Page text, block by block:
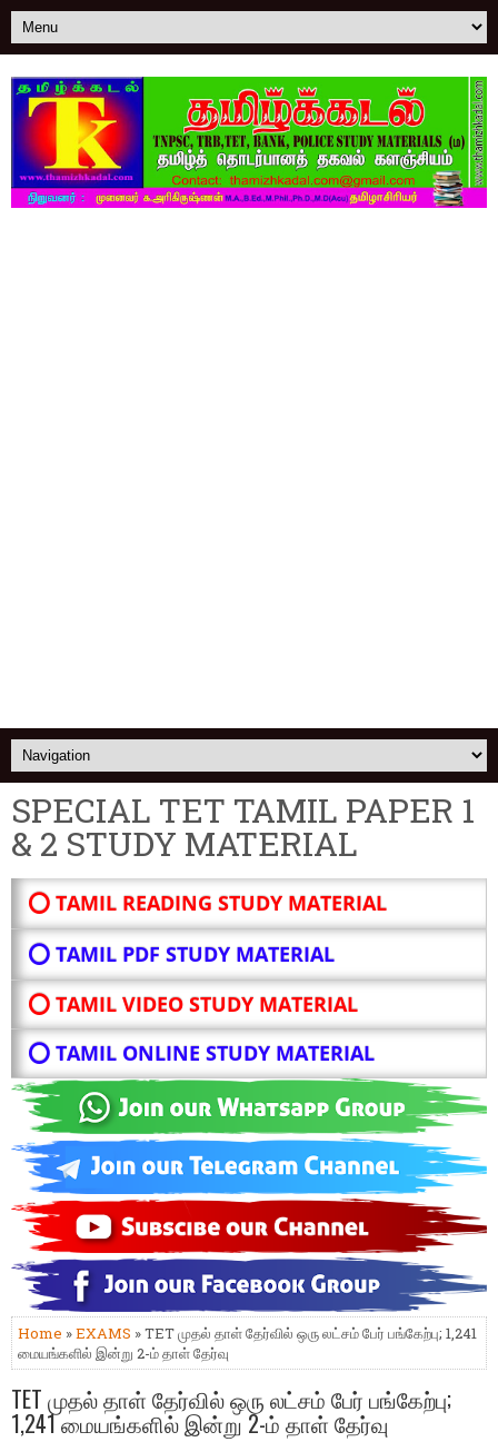
SPECIAL TET TAMIL PAPER 1
& 2 STUDY MATERIAL
⭕ TAMIL READING STUDY MATERIAL
⭕ TAMIL PDF STUDY MATERIAL
⭕ TAMIL VIDEO STUDY MATERIAL
⭕ TAMIL ONLINE STUDY MATERIAL
Home »EXAMS » TET முதல் தாள் தேர்வில் ஒரு லட்சம் பேர் பங்கேற்பு; 1,241
மையங்களில் இன்று 2-ம் தாள் தேர்வு
TET முதல் தாள் தேர்வில் ஒரு லட்சம் பேர் பங்கேற்பு;
1,241 மையங்களில் இன்று 2-ம் தாள் தேர்வு